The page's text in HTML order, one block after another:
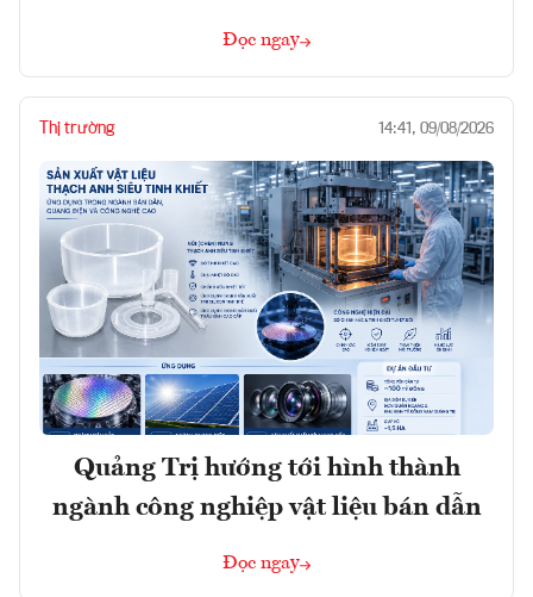
Đọc ngay
Thị trường 14:41, 09/08/2026
Quảng Trị hướng tới hình thành
ngành công nghiệp vật liệu bán dẫn
Đọc ngay